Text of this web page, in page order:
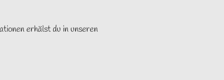
erhälst du in unseren